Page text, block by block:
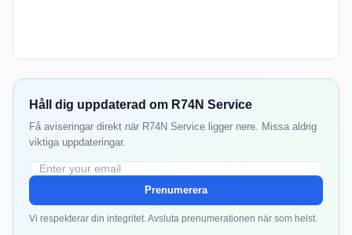
Håll dig uppdaterad om R74N Service
Få aviseringar direkt när R74N Service ligger nere. Missa aldrig
viktiga uppdateringar.
Prenumerera
Vi respekterar din integritet. Avsluta prenumerationen när som helst.